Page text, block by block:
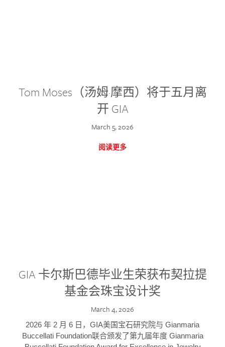
Tom Moses（汤姆·摩西）将于五月离
开 GIA
March 5, 2026
阅读更多
GIA 卡尔斯巴德毕业生荣获布契拉提
基金会珠宝设计奖
March 4, 2026
2026 年 2 月 6 日，GIA美国宝石研究院与 Gianmaria
Buccellati Foundation联合颁发了第九届年度 Gianmaria